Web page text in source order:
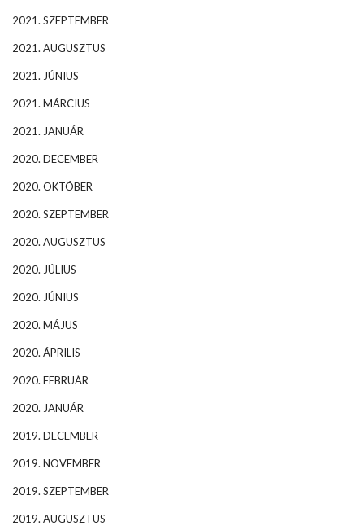
2021. SZEPTEMBER
2021. AUGUSZTUS
2021. JÚNIUS
2021. MÁRCIUS
2021. JANUÁR
2020. DECEMBER
2020. OKTÓBER
2020. SZEPTEMBER
2020. AUGUSZTUS
2020. JÚLIUS
2020. JÚNIUS
2020. MÁJUS
2020. ÁPRILIS
2020. FEBRUÁR
2020. JANUÁR
2019. DECEMBER
2019. NOVEMBER
2019. SZEPTEMBER
2019. AUGUSZTUS